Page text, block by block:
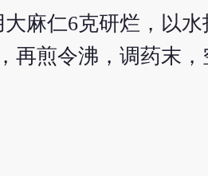
麻仁6克研烂，以
再煎令沸，调药末，